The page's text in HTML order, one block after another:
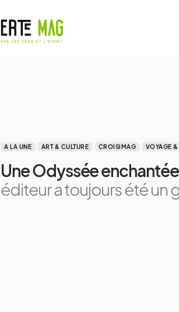
A LA UNE ART & CULTURE CROISIMAG VOYAGE
Une Odyssée enchantée
éditeur a toujours été un